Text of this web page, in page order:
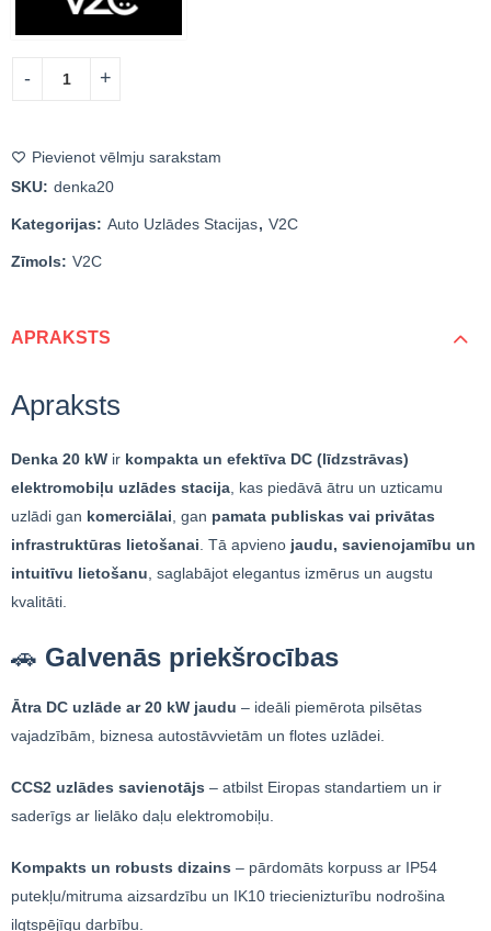
Pievienot vēlmju sarakstam
SKU: denka20
Kategorijas: Auto Uzlādes Stacijas, V2C
Zīmols: V2C
APRAKSTS
Apraksts
Denka 20 kW ir kompakta un efektīva DC (līdzstrāvas)
elektromobiļu uzlādes stacija , kas piedāvā ātru un uzticamu
uzlādi gan komerciālai , gan pamata publiskas vai privātas
infrastruktūras lietošanai . Tā apvieno jaudu, savienojamību un
intuitīvu lietošanu , saglabājot elegantus izmērus un augstu
kvalitāti.
🚗 Galvenās priekšrocības
Ātra DC uzlāde ar 20 kW jaudu – ideāli piemērota pilsētas
vajadzībām, biznesa autostāvvietām un flotes uzlādei.
CCS2 uzlādes savienotājs – atbilst Eiropas standartiem un ir
saderīgs ar lielāko daļu elektromobiļu.
Kompakts un robusts dizains – pārdomāts korpuss ar IP54
putekļu/mitruma aizsardzību un IK10 triecienizturību nodrošina
ilgtspējīgu darbību.